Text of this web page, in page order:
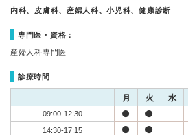
内科、皮膚科、産婦人科、小児科、健康診断
専門医・資格：
産婦人科専門医
診療時間
月 火 水
09:00-12:30
14:30-17:15